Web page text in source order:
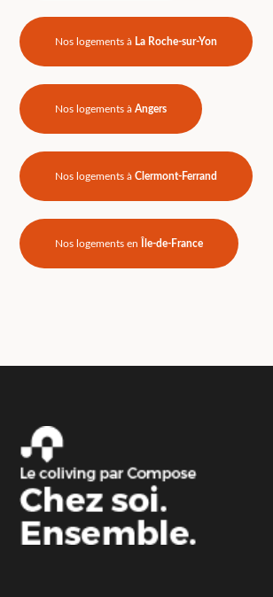
Nos logements à La Roche-sur-Yon
Nos logements àAngers
Nos logements àClermont-Ferrand
Nos logements en Île-de-France